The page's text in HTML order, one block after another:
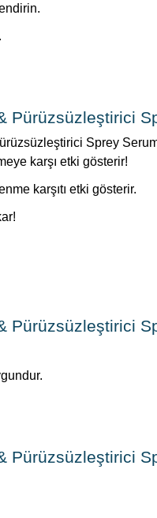
Pürüzsüzleştirici
Sprey
karşı etki gösterir!
karşıtı etki gösterir.
Pürüzsüzleştirici
Pürüzsüzleştirici